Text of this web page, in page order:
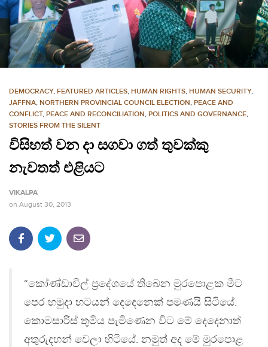
c
o
n
e
DEMOCRACY, FEATURED ARTICLES, HUMAN RIGHTS, HUMAN SECURITY,
JAFFNA, NORTHERN PROVINCIAL COUNCIL ELECTION, PEACE AND
CONFLICT, PEACE AND RECONCILIATION, POLITICS AND GOVERNANCE,
STORIES FROM THE SILENT
විසිහත් වන දා සගවා ගත් තුවක්කු
නැවතත් එළියට
VIKALPA
on August 30, 2013
“කෝණ්ඩාවිල් ප‍්‍රදේශයේ තිබෙන මුරපොළක මීට
පෙර හමුදා භටයන් දෙදෙනෙක් පමණයි සිටියේ.
කොමසාරිස් තුමිය පැමිණෙන විට මේ දෙදෙනාත්
අතුරුදහන් වෙලා හිටියේ. නමුත් අද මේ මුරපොළ